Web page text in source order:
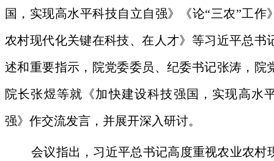
国，实现高水平科技自立自强》《论“三农”工
农村现代化关键在科技、在人才》等习近平总书
述和重要指示，院党委委员、纪委书记张涛，院
院长张煜等就《加快建设科技强国，实现高水
强》作交流发言，并展开深入研讨。
会议指出，习近平总书记高度重视农业农村